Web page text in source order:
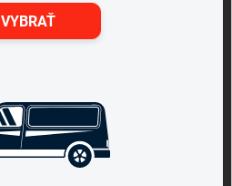
VYBRAŤ